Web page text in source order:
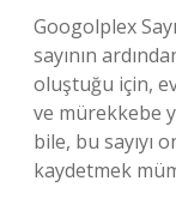
Googolplex
sayının
oluştuğu için,
ve mürekkebe
bile, bu sayıyı
kaydetmek